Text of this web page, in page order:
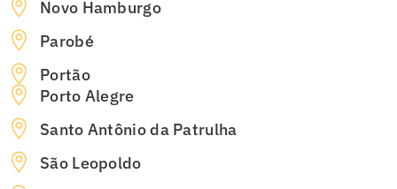
Novo Hamburgo
Parobé
Portão
Porto Alegre
Santo Antônio da Patrulha
São Leopoldo